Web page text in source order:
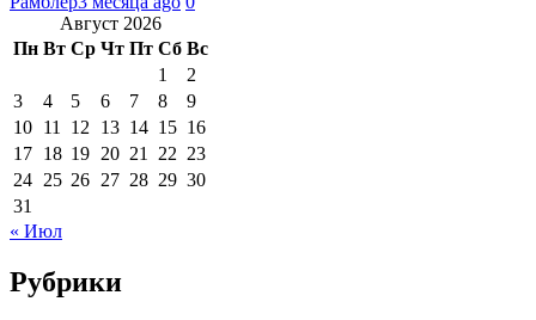
Август 2026
Пн Вт Ср Чт Пт Сб Вс
1
2
3
4 5 6 7 8
9
10 11 12 13 14 15 16
17 18 19 20 21 22 23
24 25 26 27 28 29 30
31
« Июл
Рубрики